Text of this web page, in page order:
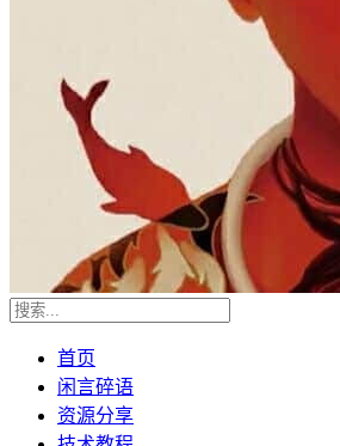
首页
闲言碎语
资源分享